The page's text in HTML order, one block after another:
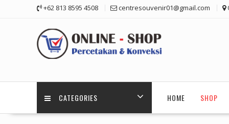
+62 813 8595 4508 centresouvenir01@gmail.com
CATEGORIES HOME SHOP